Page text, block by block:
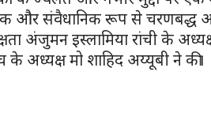
और संवैधानिक रूप से चरणबद्ध
अंजुमन इस्लामिया रांची के
अध्यक्ष मो शाहिद अय्यूबी ने की।